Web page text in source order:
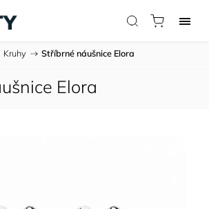
Kruhy / Stříbrné náušnice Elora
Elora